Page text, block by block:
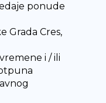
ponude
Grada Cres,
i / ili